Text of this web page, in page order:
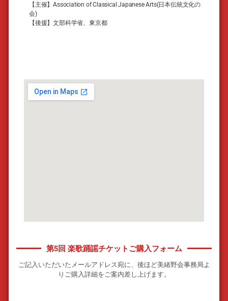
【主催】Association of Classical Japanese Arts(日本伝統文化の
会)
【後援】文部科学省、東京都
第5回 楽歌踊謡チケットご購入フォーム
ご記入いただいたメールアドレス宛に、後ほど美緒野会事務局よ
りご購入詳細をご案内差し上げます。